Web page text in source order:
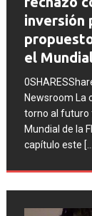
la FIFA para
Por El Latino
controversia en
de la Copa
un nuevo